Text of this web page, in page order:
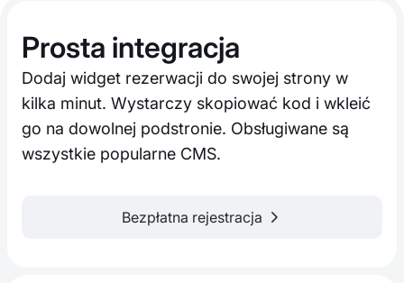
Prosta integracja
Dodaj widget rezerwacji do swojej strony w
kilka minut. Wystarczy skopiować kod i wkleić
go na dowolnej podstronie. Obsługiwane są
wszystkie popularne CMS.
Bezpłatna rejestracja